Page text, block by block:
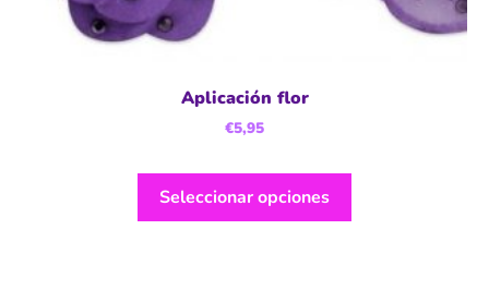
Aplicación flor
€5,95
Seleccionar opciones